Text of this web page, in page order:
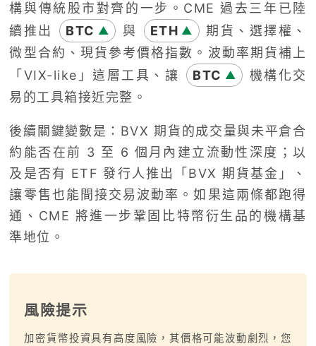
構與傳統股市對齊的一步。CME 過去三年已陸
續推出
BTC ▲ 與 ETH ▲
期貨、選擇權、
微型合約、現貨參考價格指數。波動率期貨補上
「VIX-like」這層工具、讓
BTC ▲
機構化交
易的工具箱接近完整。
後續關鍵變數是：BVX 期貨的成交量與未平倉合
約能否在前 3 至 6 個月內建立流動性深度；以
及是否有 ETF 發行人推出「BVX 期貨基金」、
讓零售也能間接交易波動率。如果這兩條都跑得
通、CME 將進一步鞏固比特幣衍生品的機構基
準地位。
風險提示
加密貨幣投資具有高度風險，其價格可能波動劇烈，您